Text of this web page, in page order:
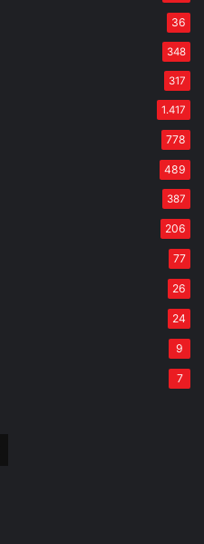
36
348
317
1.417
778
489
387
206
77
26
24
9
7